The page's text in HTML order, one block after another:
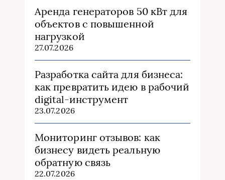
Аренда генераторов 50 кВт для
объектов с повышенной
нагрузкой
27.07.2026
Разработка сайта для бизнеса:
как превратить идею в рабочий
digital-инструмент
23.07.2026
Мониторинг отзывов: как
бизнесу видеть реальную
обратную связь
22.07.2026